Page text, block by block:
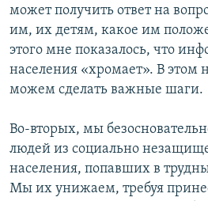
может получить ответ на
им, их детям, какое им
этого мне показалось, что
населения «хромает». В этом
можем сделать важные шаги.
Во-вторых, мы
людей из социально
населения, попавших в
Мы их унижаем, требуя